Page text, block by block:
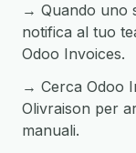
→ Quando uno
notifica al tuo
Odoo Invoices.
→ Cerca Odoo
Olivraison per
manuali.